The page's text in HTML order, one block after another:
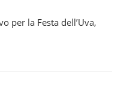
per la Festa dell’Uva,